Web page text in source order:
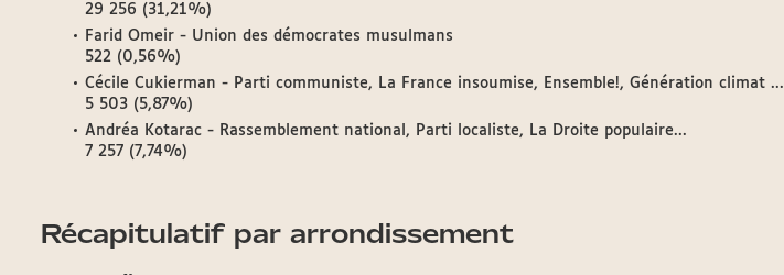
29 256 (31,21%)
Farid Omeir - Union des démocrates musulmans
522 (0,56%)
Cécile Cukierman - Parti communiste, La France insoumise, Ensemble!, Génération climat ...
5 503 (5,87%)
Andréa Kotarac - Rassemblement national, Parti localiste, La Droite populaire...
7 257 (7,74%)
Récapitulatif par arrondissement